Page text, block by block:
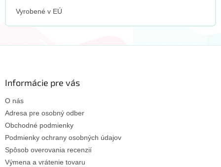
Vyrobené v EÚ
Informácie pre vás
O nás
Adresa pre osobný odber
Obchodné podmienky
Podmienky ochrany osobných údajov
Spôsob overovania recenzií
Výmena a vrátenie tovaru